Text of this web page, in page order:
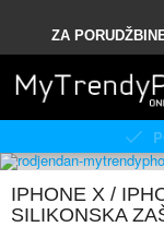
ZA
IPHONE X /
SILIKONSKA